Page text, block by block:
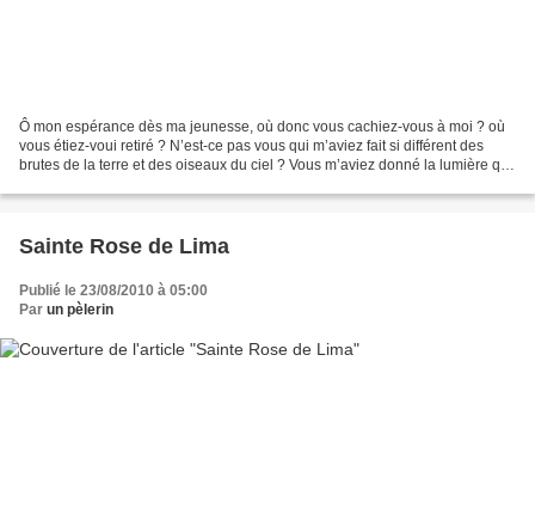
Ô mon espérance dès ma jeunesse, où donc vous cachiez-vous à moi ? où
vous étiez-voui retiré ? N’est-ce pas vous qui m’aviez fait si différent des
brutes de la terre et des oiseaux du ciel ? Vous m’aviez donné la lumière qui
Sainte Rose de Lima
Publié le 23/08/2010 à 05:00
Par un pèlerin